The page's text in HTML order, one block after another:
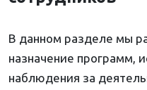
В данном разделе мы
назначение программ,
наблюдения за